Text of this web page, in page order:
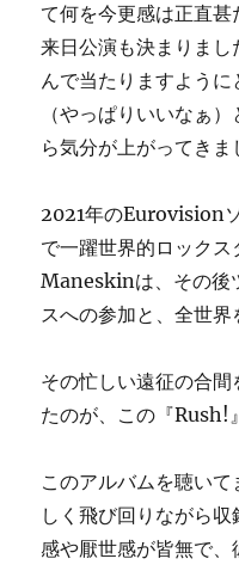
て何を今更感は正直
来日公演も決まりま
んで当たりますよう
（やっぱりいいなぁ
ら気分が上がってきま
2021年のEurovision
で一躍世界的ロックス
Maneskinは、その後
スへの参加と、全世界
その忙しい遠征の合
たのが、この『Rush!
このアルバムを聴い
しく飛び回りながら
感や厭世感が皆無で